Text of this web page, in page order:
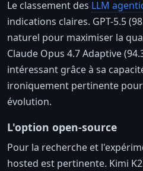
Le classement des LLM
indications claires. GPT-5.5
naturel pour maximiser la
Claude Opus 4.7 Adaptive
intéressant grâce à sa
ironiquement pertinente
évolution.
L'option open-source
Pour la recherche et
hosted est pertinente. Kimi